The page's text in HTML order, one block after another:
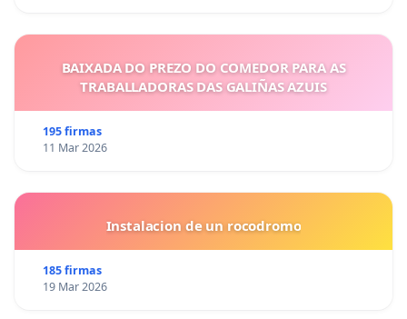
BAIXADA DO PREZO DO COMEDOR PARA AS
TRABALLADORAS DAS GALIÑAS AZUIS
195 firmas
11 Mar 2026
Instalacion de un rocodromo
185 firmas
19 Mar 2026